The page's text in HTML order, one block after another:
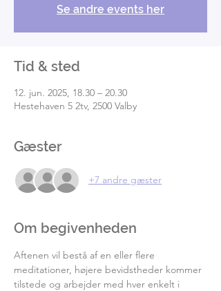
Se andre events her
Tid & sted
12. jun. 2025, 18.30 – 20.30
Hestehaven 5 2tv, 2500 Valby
Gæster
+7 andre gæster
Om begivenheden
Aftenen vil bestå af en eller flere
meditationer, højere bevidstheder kommer
tilstede og arbejder med hver enkelt i